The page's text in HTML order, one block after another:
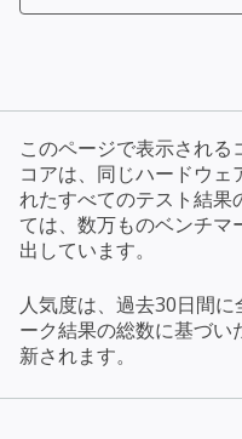
このページで表示され
コアは、同じハードウェ
れたすべてのテスト結果
ては、数万ものベンチ
出しています。
人気度は、過去30日間
ーク結果の総数に基づい
新されます。